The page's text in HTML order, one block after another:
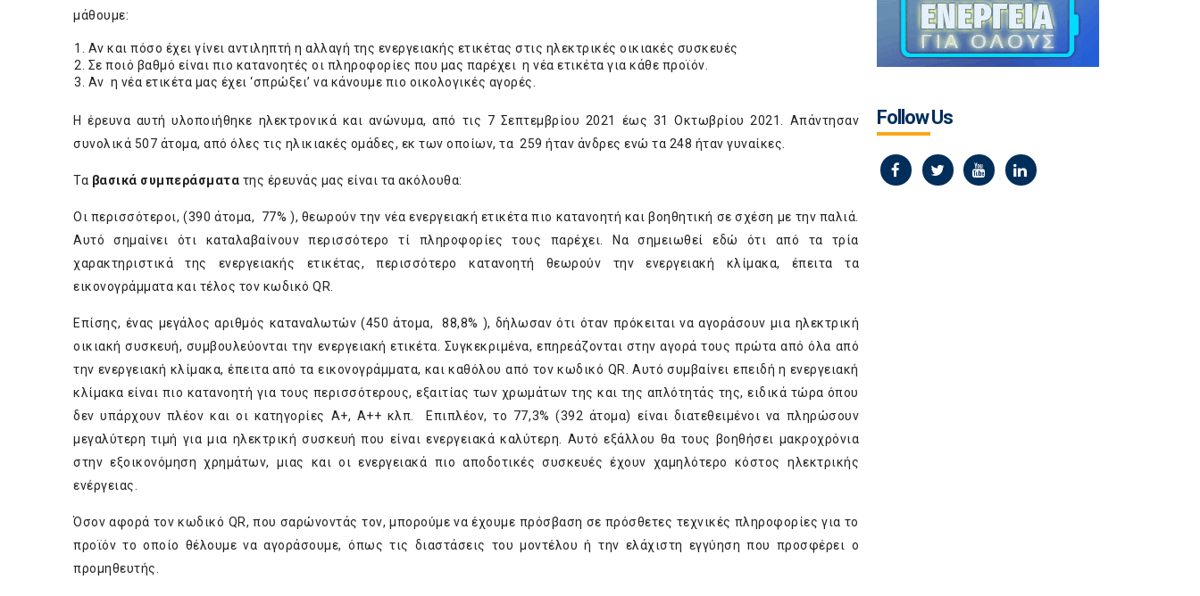
μάθουμε:
Αν και πόσο έχει γίνει αντιληπτή η αλλαγή της ενεργειακής ετικέτας στις ηλεκτρικές οικιακές συσκευές
Σε ποιό βαθμό είναι πιο κατανοητές οι πληροφορίες που μας παρέχει η νέα ετικέτα για κάθε προϊόν.
Αν η νέα ετικέτα μας έχει ‘σπρώξει’ να κάνουμε πιο οικολογικές αγορές.
Η έρευνα αυτή υλοποιήθηκε ηλεκτρονικά και ανώνυμα, από τις 7 Σεπτεμβρίου 2021 έως 31 Οκτωβρίου 2021. Απάντησαν
συνολικά 507 άτομα, από όλες τις ηλικιακές ομάδες, εκ των οποίων, τα 259 ήταν άνδρες ενώ τα 248 ήταν γυναίκες.
Τα βασικά συμπεράσματα της έρευνάς μας είναι τα ακόλουθα:
Οι περισσότεροι, (390 άτομα, 77% ), θεωρούν την νέα ενεργειακή ετικέτα πιο κατανοητή και βοηθητική σε σχέση με την παλιά.
Αυτό σημαίνει ότι καταλαβαίνουν περισσότερο τί πληροφορίες τους παρέχει. Να σημειωθεί εδώ ότι από τα τρία
χαρακτηριστικά της ενεργειακής ετικέτας, περισσότερο κατανοητή θεωρούν την ενεργειακή κλίμακα, έπειτα τα
εικονογράμματα και τέλος τον κωδικό QR.
Επίσης, ένας μεγάλος αριθμός καταναλωτών (450 άτομα, 88,8% ), δήλωσαν ότι όταν πρόκειται να αγοράσουν μια ηλεκτρική
οικιακή συσκευή, συμβουλεύονται την ενεργειακή ετικέτα. Συγκεκριμένα, επηρεάζονται στην αγορά τους πρώτα από όλα από
την ενεργειακή κλίμακα, έπειτα από τα εικονογράμματα, και καθόλου από τον κωδικό QR. Αυτό συμβαίνει επειδή η ενεργειακή
κλίμακα είναι πιο κατανοητή για τους περισσότερους, εξαιτίας των χρωμάτων της και της απλότητάς της, ειδικά τώρα όπου
δεν υπάρχουν πλέον και οι κατηγορίες Α+, Α++ κλπ. Επιπλέον, το 77,3% (392 άτομα) είναι διατεθειμένοι να πληρώσουν
μεγαλύτερη τιμή για μια ηλεκτρική συσκευή που είναι ενεργειακά καλύτερη. Αυτό εξάλλου θα τους βοηθήσει μακροχρόνια
στην εξοικονόμηση χρημάτων, μιας και οι ενεργειακά πιο αποδοτικές συσκευές έχουν χαμηλότερο κόστος ηλεκτρικής
ενέργειας.
Όσον αφορά τον κωδικό QR, που σαρώνοντάς τον, μπορούμε να έχουμε πρόσβαση σε πρόσθετες τεχνικές πληροφορίες για το
προϊόν το οποίο θέλουμε να αγοράσουμε, όπως τις διαστάσεις του μοντέλου ή την ελάχιστη εγγύηση που προσφέρει ο
προμηθευτής.
Follow Us